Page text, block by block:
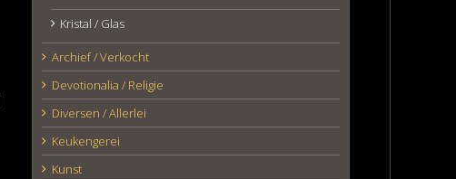
Kristal / Glas
Archief / Verkocht
Devotionalia / Religie
Diversen / Allerlei
Keukengerei
Kunst